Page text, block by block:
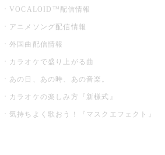
VOCALOID™配信情報
アニメソング配信情報
外国曲配信情報
カラオケで盛り上がる曲
あの日、あの時、あの音楽。
カラオケの楽しみ方『新様式』
気持ちよく歌おう！『マスクエフェクト』